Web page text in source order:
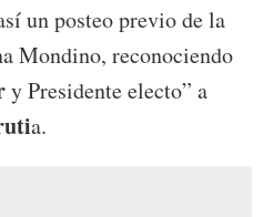
un posteo previo de la
Mondino, reconociendo
y Presidente electo” a
a.